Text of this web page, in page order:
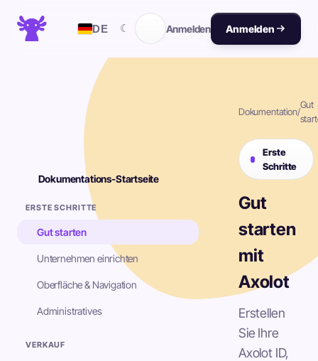
DE ☾ Anmelden Anmelden
Dokumentations-Startseite
ERSTE SCHRITTE
Gut starten
Unternehmen einrichten
Oberfläche & Navigation
Administratives
VERKAUF
Dokumentation/
Gut
Erste
Schritte
Gut
starten
mit
Axolot
Erstellen
Sie Ihre
Axolot ID,